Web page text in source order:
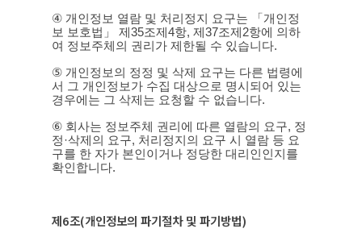
④ 개인정보 열람 및 처리정지 요구는 「개인정
보 보호법」 제35조제4항,제37조제2항에 의하
여 정보주체의 권리가 제한될 수 있습니다.
⑤ 개인정보의 정정 및 삭제 요구는 다른 법령에
서 그 개인정보가 수집 대상으로 명시되어 있는
경우에는 그 삭제는 요청할 수 없습니다.
⑥ 회사는 정보주체 권리에 따른 열람의 요구, 정
정·삭제의 요구, 처리정지의 요구 시 열람 등 요
구를 한 자가 본인이거나 정당한 대리인인지를
확인합니다.
제6조(개인정보의 파기절차 및 파기방법)